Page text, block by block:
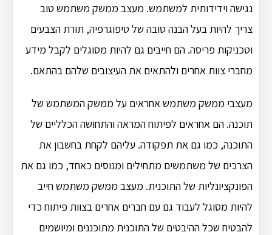
נגישה וידידותית למשתמש. מעצב ממשק משתמש טוב
צריך להיות בעל הבנה טובה של טיפוגרפיה, תורת הצבעים
וטכניקות פריסה. הם חייבים גם להיות מסוגלים לקבל מידע
מחברי צוות אחרים ולהתאים את העיצובים שלהם בהתאם.
מעצבי ממשק משתמש אחראים על ממשק המשתמש של
תוכנה. הם אחראים לפיתוח המראה והתחושה הכלליים של
התוכנה, כמו גם את תפקודה. עליהם לקחת בחשבון את
הצרכים של משתמשים מתחילים ומנוסים כאחד, כמו גם את
הפונקציונליות של התוכנית. מעצב ממשק משתמש חייב
להיות מסוגל לעבוד גם עם חברים אחרים בצוות פיתוח כדי
להבטיח שכל ההיבטים של התוכנית מתוכננים ומיושמים